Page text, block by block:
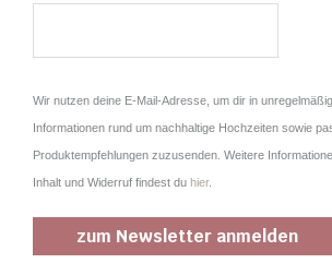
Wir nutzen deine E-Mail-Adresse, um dir in
Informationen rund um nachhaltige Hochzeiten sowie
Produktempfehlungen zuzusenden. Weitere
Inhalt und Widerruf findest du hier.